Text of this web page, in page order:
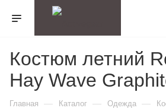
Костюм летний
Hay Wave
Главная — Каталог — Одежда —